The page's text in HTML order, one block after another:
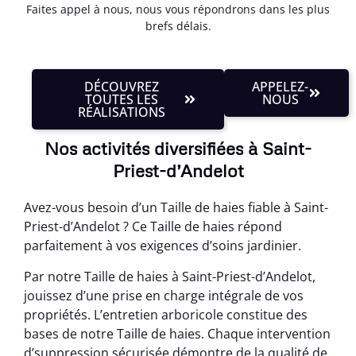
Faites appel à nous, nous vous répondrons dans les plus
brefs délais.
DÉCOUVREZ
TOUTES LES
RÉALISATIONS
APPELEZ-
NOUS
Nos activités diversifiées à Saint-
Priest-d’Andelot
Avez-vous besoin d’un Taille de haies fiable à Saint-
Priest-d’Andelot ? Ce Taille de haies répond
parfaitement à vos exigences d’soins jardinier.
Par notre Taille de haies à Saint-Priest-d’Andelot,
jouissez d’une prise en charge intégrale de vos
propriétés. L’entretien arboricole constitue des
bases de notre Taille de haies. Chaque intervention
d’suppression sécurisée démontre de la qualité de